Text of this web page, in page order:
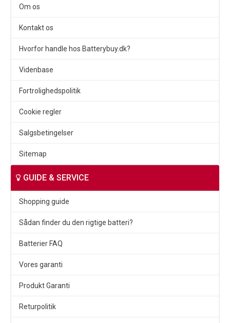
Om os
Kontakt os
Hvorfor handle hos Batterybuy.dk?
Videnbase
Fortrolighedspolitik
Cookie regler
Salgsbetingelser
Sitemap
GUIDE & SERVICE
Shopping guide
Sådan finder du den rigtige batteri?
Batterier FAQ
Vores garanti
Produkt Garanti
Returpolitik